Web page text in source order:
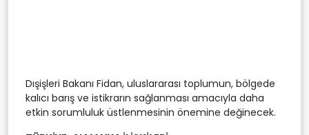
Dışişleri Bakanı Fidan, uluslararası toplumun, bölgede
kalıcı barış ve istikrarın sağlanması amacıyla daha
etkin sorumluluk üstlenmesinin önemine değinecek.